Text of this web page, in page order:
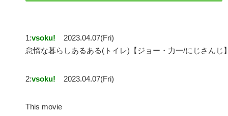
1:vsoku!
2023.04.07(Fri)
怠惰な暮らしあるある(トイレ)【ジョー・力一/にじさんじ
2:vsoku! 2023.04.07(Fri)
This movie